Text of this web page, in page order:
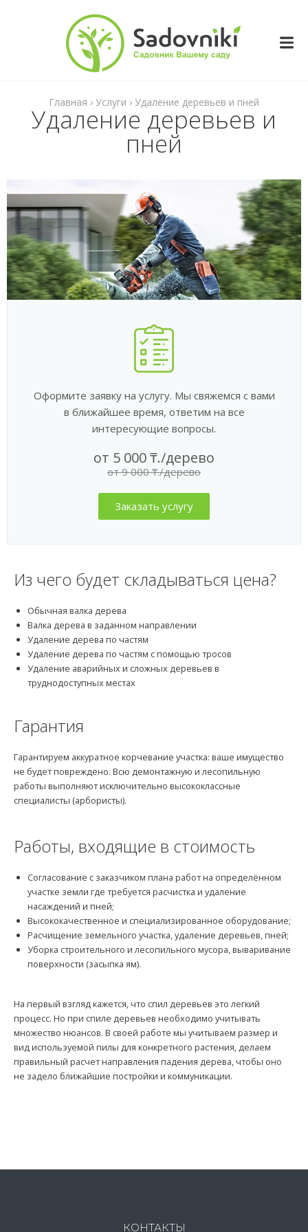
Главная › Услуги › Удаление деревьев и пней
Удаление деревьев и
пней
Оформите заявку на услугу. Мы свяжемся с вами
в ближайшее время, ответим на все
интересующие вопросы.
от 5 000 ₸./дерево
от 9 000 ₸./дерево
Заказать услугу
Из чего будет складываться цена?
Обычная валка дерева
Валка дерева в заданном направлении
Удаление дерева по частям
Удаление дерева по частям с помощью тросов
Удаление аварийных и сложных деревьев в
труднодоступных местах
Гарантия
Гарантируем аккуратное корчевание участка: ваше имущество
не будет повреждено. Всю демонтажную и лесопильную
работы выполняют исключительно высококлассные
специалисты (арбористы).
Работы, входящие в стоимость
Согласование с заказчиком плана работ на определённом
участке земли где требуется расчистка и удаление
насаждений и пней;
Высококачественное и специализированное оборудование;
Расчищение земельного участка, удаление деревьев, пней;
Уборка строительного и лесопильного мусора, вываривание
поверхности (засыпка ям).
На первый взгляд кажется, что спил деревьев это легкий
процесс. Но при спиле деревьев необходимо учитывать
множество нюансов. В своей работе мы учитываем размер и
вид используемой пилы для конкретного растения, делаем
правильный расчет направления падения дерева, чтобы оно
не задело ближайшие постройки и коммуникации.
КОНТАКТЫ